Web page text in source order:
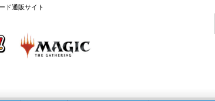
ド通販サイト